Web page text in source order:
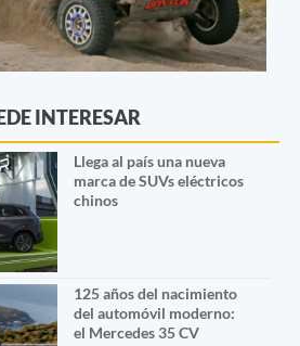
INTERESAR
Llega al país una nueva
marca de SUVs eléctricos
chinos
125 años del nacimiento
del automóvil moderno:
el Mercedes 35 CV